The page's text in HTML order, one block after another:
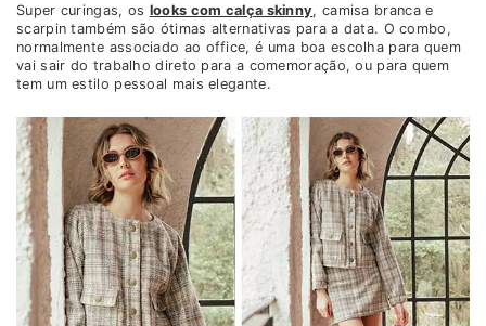
Super curingas, os looks com calça skinny, camisa branca e
scarpin também são ótimas alternativas para a data. O combo,
normalmente associado ao office, é uma boa escolha para quem
vai sair do trabalho direto para a comemoração, ou para quem
tem um estilo pessoal mais elegante.